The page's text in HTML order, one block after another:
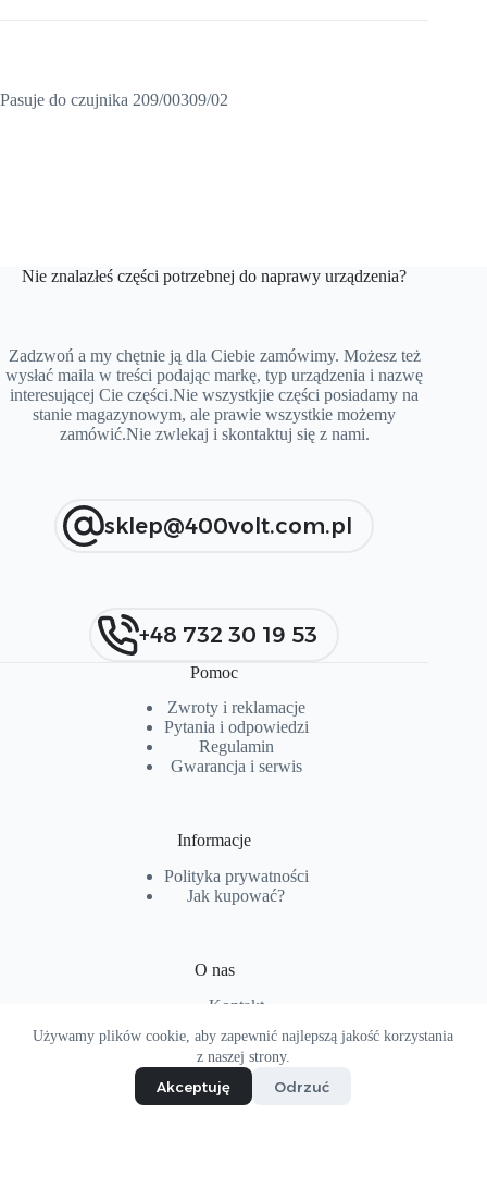
Używamy plików cookie, aby zapewnić najlepszą jakość korzystania
z naszej strony.
Akceptuję Odrzuć
Pasuje do czujnika 209/00309/02
Nie znalazłeś części potrzebnej do naprawy urządzenia?
Zadzwoń a my chętnie ją dla Ciebie zamówimy. Możesz też
wysłać maila w treści podając markę, typ urządzenia i nazwę
interesującej Cie części.Nie wszystkjie części posiadamy na
stanie magazynowym, ale prawie wszystkie możemy
zamówić.Nie zwlekaj i skontaktuj się z nami.
sklep@400volt.com.pl
+48 732 30 19 53
Pomoc
Zwroty i reklamacje
Pytania i odpowiedzi
Regulamin
Gwarancja i serwis
Informacje
Polityka prywatności
Jak kupować?
O nas
Kontakt
Copyright © 2026 - Projekt i realizacjahoptopart.pl